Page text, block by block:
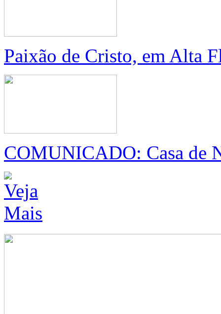
Paixão de Cristo, em Alta
COMUNICADO: Casa de